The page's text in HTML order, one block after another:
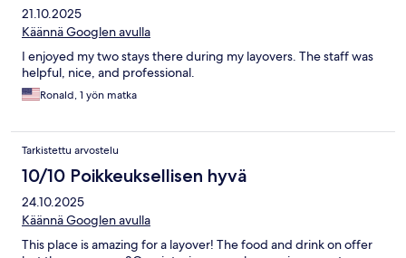
21.10.2025
Käännä Googlen avulla
I enjoyed my two stays there during my layovers. The staff was
helpful, nice, and professional.
Ronald, 1 yön matka
Tarkistettu arvostelu
10/10 Poikkeuksellisen hyvä
24.10.2025
Käännä Googlen avulla
This place is amazing for a layover! The food and drink on offer